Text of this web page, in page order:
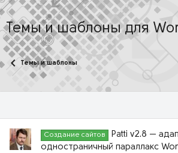
Темы и шаблоны для
Темы и шаблоны
Создание сайтов
Patti v2.8 —
одностраничный параллакс